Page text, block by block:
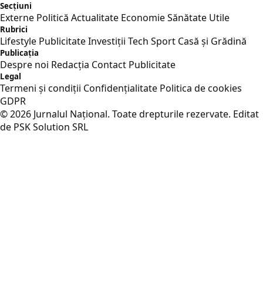
Secțiuni
Externe Politică Actualitate EconomieSănătate Utile
Rubrici
Lifestyle PublicitateInvestiții Tech Sport Casă și Grădină
Publicația
Despre noi Redacția Contact Publicitate
Legal
Termeni și condiții Confidențialitate Politica de cookies
GDPR
© 2026 Jurnalul Național. Toate drepturile rezervate. Editat
de PSK Solution SRL